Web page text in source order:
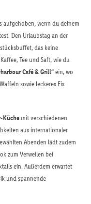
aufgehoben, wenn du deinem
Den Urlaubstag an der
das keine
Tee und Saft, wie du
Café & Grill“ein, wo
sowie leckeres Eis
Küchemit verschiedenen
aus internationaler
Abenden lädt zudem
zum Verweilen bei
ein. Außerdem erwartet
und spannende